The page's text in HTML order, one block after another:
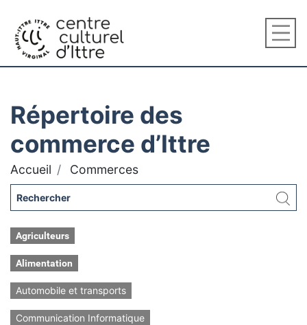
Répertoire des
commerce d’Ittre
Accueil Commerces
Agriculteurs
Alimentation
Automobile et transports
Communication Informatique